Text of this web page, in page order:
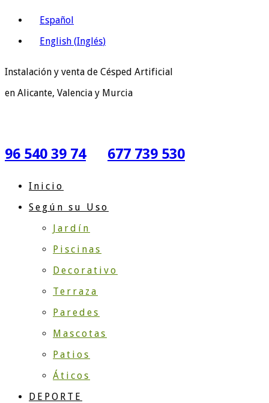
Español
English (Inglés)
Instalación y venta de Césped Artificial
en Alicante, Valencia y Murcia
96 540 39 74 677 739 530
Inicio
Según su Uso
Jardín
Piscinas
Decorativo
Terraza
Paredes
Mascotas
Patios
Áticos
DEPORTE